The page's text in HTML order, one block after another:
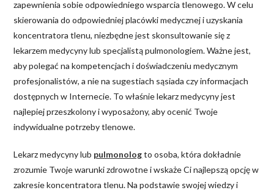
zapewnienia sobie odpowiedniego wsparcia tlenowego. W celu
skierowania do odpowiedniej placówki medycznej i uzyskania
koncentratora tlenu, niezbędne jest skonsultowanie się z
lekarzem medycyny lub specjalistą pulmonologiem. Ważne jest,
aby polegać na kompetencjach i doświadczeniu medycznym
profesjonalistów, a nie na sugestiach sąsiada czy informacjach
dostępnych w Internecie. To właśnie lekarz medycyny jest
najlepiej przeszkolony i wyposażony, aby ocenić Twoje
indywidualne potrzeby tlenowe.
Lekarz medycyny lub pulmonologto osoba, która dokładnie
zrozumie Twoje warunki zdrowotne i wskaże Ci najlepszą opcję w
zakresie koncentratora tlenu. Na podstawie swojej wiedzy i